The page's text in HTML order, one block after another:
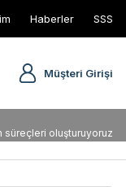
Haberler SSS
Müşteri Girişi
süreçleri oluşturuyoruz